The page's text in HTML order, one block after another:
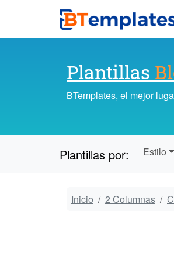
Plantillas
BTemplates, el mejor
Plantillas por: Estilo
Inicio 2 Columnas